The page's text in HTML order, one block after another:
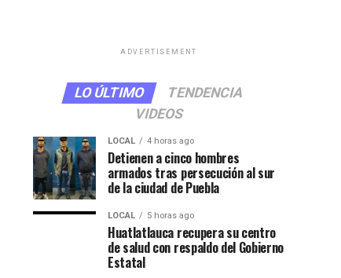
ADVERTISEMENT
LO ÚLTIMO
TENDENCIA
VIDEOS
LOCAL 4 horas ago
Detienen a cinco hombres
armados tras persecución al sur
de la ciudad de Puebla
LOCAL 5 horas ago
Huatlatlauca recupera su centro
de salud con respaldo del Gobierno
Estatal